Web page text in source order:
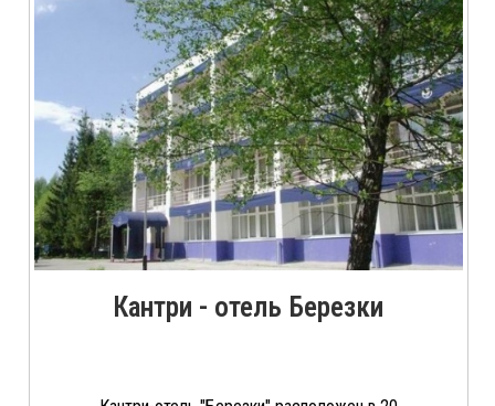
Кантри - отель Березки